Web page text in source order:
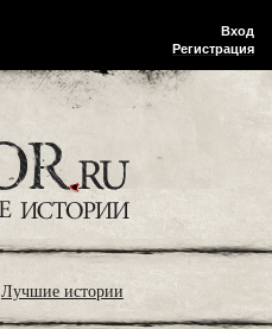
Вход
Регистрация
Лучшие истории